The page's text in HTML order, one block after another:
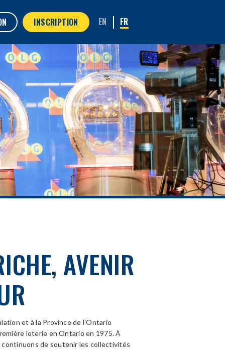
INSCRIPTION
AVENIR
et à la Province de l’Ontario
loterie en Ontario en 1975. À
continuons de soutenir les collectivités